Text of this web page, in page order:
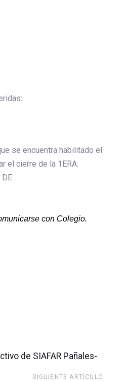
se encuentra habilitado el
el cierre de la 1ERA.
DE
con Colegio.
de SIAFAR Pañales-
SIGUIENTE ARTÍCULO